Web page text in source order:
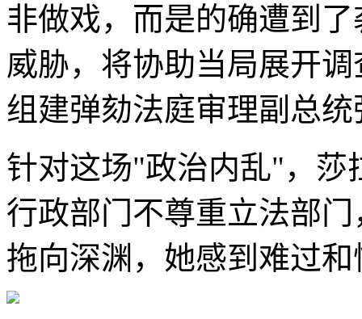
非做戏，而是的确遭到
威胁，将协助当局展开
组建弹劾法庭审理副总
针对这场"政治内乱"，莎
行政部门不尊重立法部
拖向深渊，她感到难过和